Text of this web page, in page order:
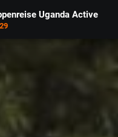
Uganda Active